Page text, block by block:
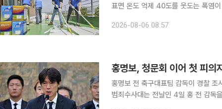
표면 온도 억제 40도를 웃도는 폭염이 이어지면서 건축물과 도로의 표면 온도를 낮추는 차열도료
관련 문의가 지난해 같은 기간보다 5
2026-08-06 08:57
홍명보, 청문회 이어 첫 피
홍명보 전 축구대표팀 감독이 경찰 조사를 받았다. 5일 경찰에 따르면 서
범죄수사대는 전날인 4일 홍 전 감독을 피